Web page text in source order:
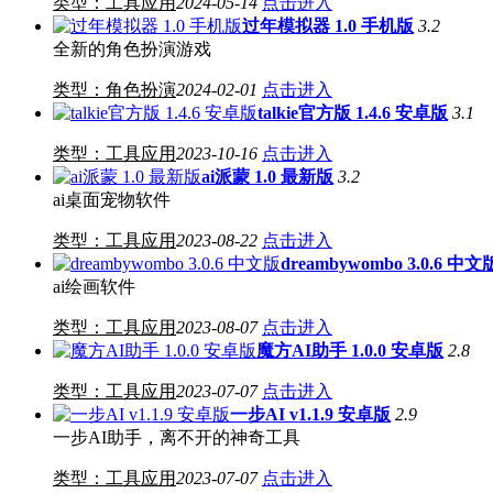
过年模拟器 1.0 手机版 3.2
全新的角色扮演游戏
类型：角色扮演2024-02-01 点击进入
talkie官方版 1.4.6 安卓版 3.1
类型：工具应用2023-10-16 点击进入
ai派蒙 1.0 最新版 3.2
ai桌面宠物软件
类型：工具应用2023-08-22 点击进入
dreambywombo 3.0.6 中文
ai绘画软件
类型：工具应用2023-08-07 点击进入
魔方AI助手 1.0.0 安卓版 2.8
类型：工具应用2023-07-07 点击进入
一步AI v1.1.9 安卓版 2.9
一步AI助手，离不开的神奇工具
类型：工具应用2023-07-07 点击进入